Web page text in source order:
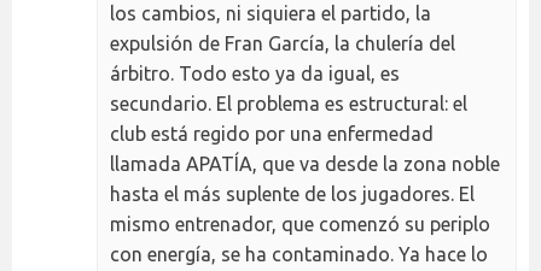
los cambios, ni siquiera el partido, la
expulsión de Fran García, la chulería del
árbitro. Todo esto ya da igual, es
secundario. El problema es estructural: el
club está regido por una enfermedad
llamada APATÍA, que va desde la zona noble
hasta el más suplente de los jugadores. El
mismo entrenador, que comenzó su periplo
con energía, se ha contaminado. Ya hace lo